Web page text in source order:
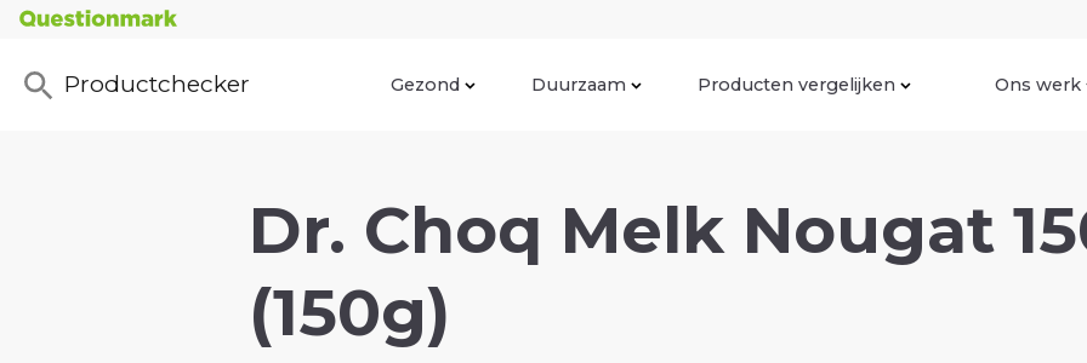
Productchecker Gezond Duurzaam Producten vergelijken Ons werk
Dr. Choq Melk Nougat
(150g)